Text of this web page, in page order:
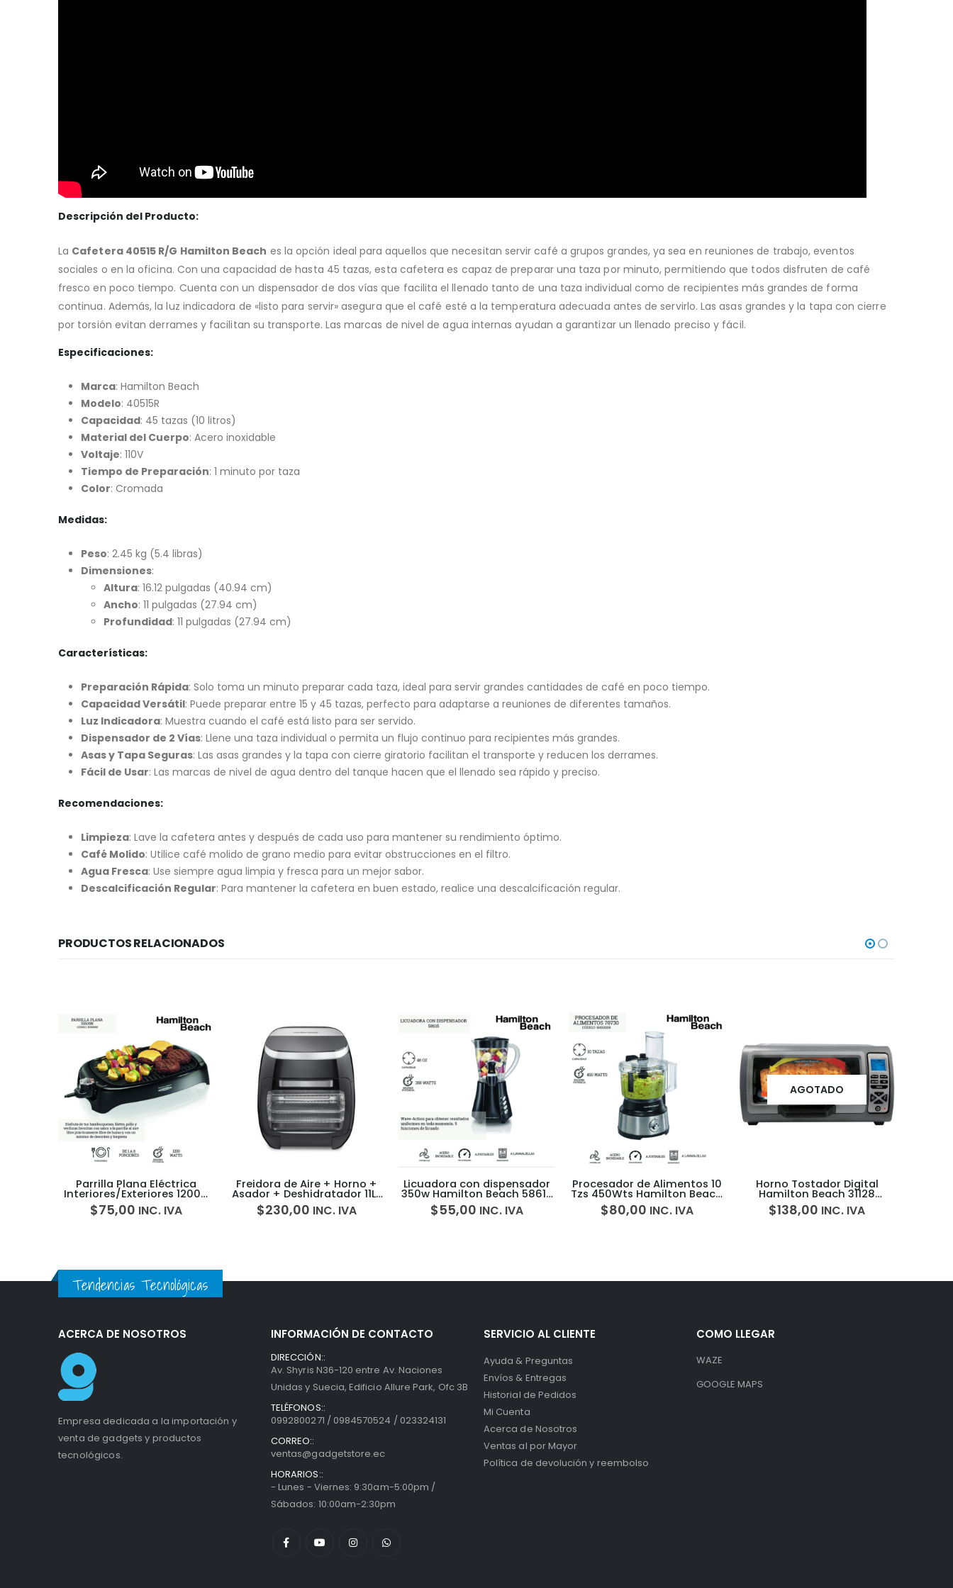
Descripción del Producto:
La Cafetera 40515 R/G Hamilton Beach es la opción ideal para aquellos que necesitan servir café a grupos grandes, ya sea en reuniones de trabajo, eventos
sociales o en la oficina. Con una capacidad de hasta 45 tazas, esta cafetera es capaz de preparar una taza por minuto, permitiendo que todos disfruten de café
fresco en poco tiempo. Cuenta con un dispensador de dos vías que facilita el llenado tanto de una taza individual como de recipientes más grandes de forma
continua. Además, la luz indicadora de «listo para servir» asegura que el café esté a la temperatura adecuada antes de servirlo. Las asas grandes y la tapa con cierre
por torsión evitan derrames y facilitan su transporte. Las marcas de nivel de agua internas ayudan a garantizar un llenado preciso y fácil.
Especificaciones:
Marca: Hamilton Beach
Modelo: 40515R
Capacidad: 45 tazas (10 litros)
Material del Cuerpo: Acero inoxidable
Voltaje: 110V
Tiempo de Preparación: 1 minuto por taza
Color: Cromada
Medidas:
Peso: 2.45 kg (5.4 libras)
Dimensiones:
Altura: 16.12 pulgadas (40.94 cm)
Ancho: 11 pulgadas (27.94 cm)
Profundidad: 11 pulgadas (27.94 cm)
Características:
Preparación Rápida: Solo toma un minuto preparar cada taza, ideal para servir grandes cantidades de café en poco tiempo.
Capacidad Versátil: Puede preparar entre 15 y 45 tazas, perfecto para adaptarse a reuniones de diferentes tamaños.
Luz Indicadora: Muestra cuando el café está listo para ser servido.
Dispensador de 2 Vías: Llene una taza individual o permita un flujo continuo para recipientes más grandes.
Asas y Tapa Seguras: Las asas grandes y la tapa con cierre giratorio facilitan el transporte y reducen los derrames.
Fácil de Usar: Las marcas de nivel de agua dentro del tanque hacen que el llenado sea rápido y preciso.
Recomendaciones:
Limpieza: Lave la cafetera antes y después de cada uso para mantener su rendimiento óptimo.
Café Molido: Utilice café molido de grano medio para evitar obstrucciones en el filtro.
Agua Fresca: Use siempre agua limpia y fresca para un mejor sabor.
Descalcificación Regular: Para mantener la cafetera en buen estado, realice una descalcificación regular.
PRODUCTOS RELACIONADOS
Parrilla Plana Eléctrica
Interiores/Exteriores 1200w
Hamilton Beach 31605N
5H00069
$75,00 INC. IVA
Freidora de Aire + Horno +
Asador + Deshidratador 11Lt
Hamilton Beach 35070
5H0000H
$230,00 INC. IVA
Licuadora con dispensador
350w Hamilton Beach 58615
5H0006L
$55,00 INC. IVA
Procesador de Alimentos 10
Tzs 450Wts Hamilton Beach
70730 5H00009
$80,00 INC. IVA
AGOTADO
Horno Tostador Digital
Hamilton Beach 31128
5H0010D
$138,00 INC. IVA
Tendencias Tecnológicas
ACERCA DE NOSOTROS
Empresa dedicada a la importación y
venta de gadgets y productos
tecnológicos.
INFORMACIÓN DE CONTACTO
DIRECCIÓN::
Av. Shyris N36-120 entre Av. Naciones
Unidas y Suecia, Edificio Allure Park, Ofc 3B
TELÉFONOS::
0992800271 / 0984570524 / 023324131
CORREO::
ventas@gadgetstore.ec
HORARIOS::
- Lunes - Viernes: 9:30am-5:00pm /
Sábados: 10:00am-2:30pm
SERVICIO AL CLIENTE
Ayuda & Preguntas
Envíos & Entregas
Historial de Pedidos
Mi Cuenta
Acerca de Nosotros
Ventas al por Mayor
Política de devolución y reembolso
COMO LLEGAR
WAZE
GOOGLE MAPS